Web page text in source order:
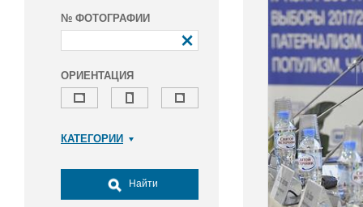
№ ФОТОГРАФИИ
ОРИЕНТАЦИЯ
КАТЕГОРИИ
Досуг, туризм и отдых
Культура
Найти